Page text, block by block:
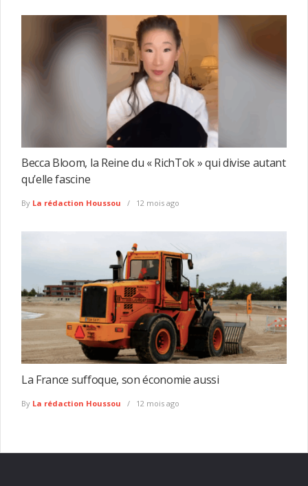
Becca Bloom, la Reine du « RichTok » qui divise autant
qu’elle fascine
By La rédaction Houssou 12 mois ago
La France suffoque, son économie aussi
By La rédaction Houssou 12 mois ago